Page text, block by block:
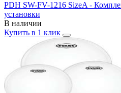
PDH SW-FV-1216 SizeA -
установки
В наличии
Купить в 1 клик